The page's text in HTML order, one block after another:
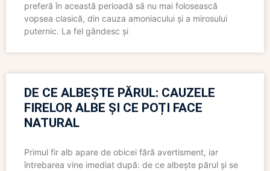
preferă în această perioadă să nu mai folosească
vopsea clasică, din cauza amoniacului și a mirosului
puternic. La fel gândesc și
DE CE ALBEȘTE PĂRUL: CAUZELE
FIRELOR ALBE ȘI CE POȚI FACE
NATURAL
Primul fir alb apare de obicei fără avertisment, iar
întrebarea vine imediat după: de ce albește părul și se